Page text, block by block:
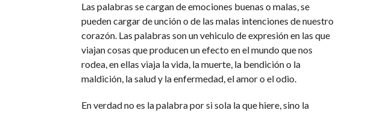
Las palabras se cargan de emociones buenas o malas, se
pueden cargar de unción o de las malas intenciones de nuestro
corazón. Las palabras son un vehiculo de expresión en las que
viajan cosas que producen un efecto en el mundo que nos
rodea, en ellas viaja la vida, la muerte, la bendición o la
maldición, la salud y la enfermedad, el amor o el odio.
En verdad no es la palabra por si sola la que hiere, sino la